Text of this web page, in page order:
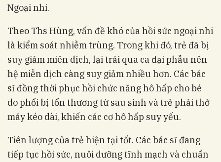
Ngoại nhi.
Theo Ths Hùng, vấn đề khó của hồi sức ngoại nhi
là kiểm soát nhiễm trùng. Trong khi đó, trẻ đã bị
suy giảm miên dịch, lại trải qua ca đại phẫu nên
hệ miễn dịch càng suy giảm nhiều hơn. Các bác
sĩ đồng thời phục hồi chức năng hô hấp cho bé
do phổi bị tổn thương từ sau sinh và trẻ phải thở
máy kéo dài, khiến các cơ hô hấp suy yếu.
Tiên lượng của trẻ hiện tại tốt. Các bác sĩ đang
tiếp tục hồi sức, nuôi dưỡng tĩnh mạch và chuẩn